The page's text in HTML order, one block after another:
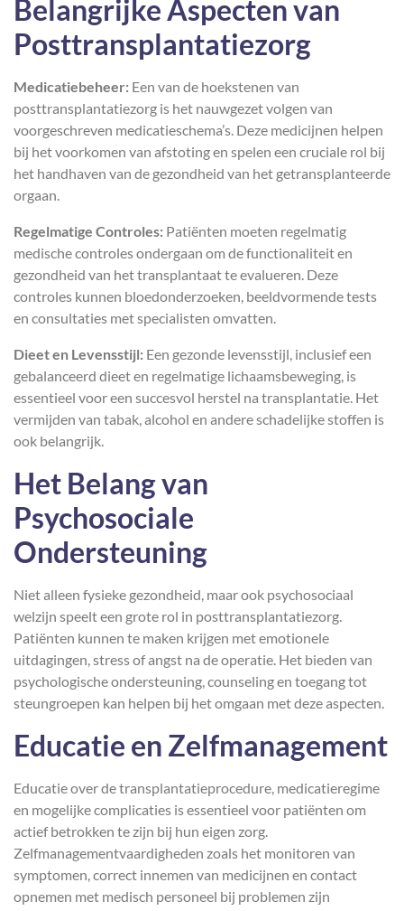
Belangrijke Aspecten van
Posttransplantatiezorg
Medicatiebeheer: Een van de hoekstenen van
posttransplantatiezorg is het nauwgezet volgen van
voorgeschreven medicatieschema’s. Deze medicijnen helpen
bij het voorkomen van afstoting en spelen een cruciale rol bij
het handhaven van de gezondheid van het getransplanteerde
orgaan.
Regelmatige Controles: Patiënten moeten regelmatig
medische controles ondergaan om de functionaliteit en
gezondheid van het transplantaat te evalueren. Deze
controles kunnen bloedonderzoeken, beeldvormende tests
en consultaties met specialisten omvatten.
Dieet en Levensstijl: Een gezonde levensstijl, inclusief een
gebalanceerd dieet en regelmatige lichaamsbeweging, is
essentieel voor een succesvol herstel na transplantatie. Het
vermijden van tabak, alcohol en andere schadelijke stoffen is
ook belangrijk.
Het Belang van
Psychosociale
Ondersteuning
Niet alleen fysieke gezondheid, maar ook psychosociaal
welzijn speelt een grote rol in posttransplantatiezorg.
Patiënten kunnen te maken krijgen met emotionele
uitdagingen, stress of angst na de operatie. Het bieden van
psychologische ondersteuning, counseling en toegang tot
steungroepen kan helpen bij het omgaan met deze aspecten.
Educatie en Zelfmanagement
Educatie over de transplantatieprocedure, medicatieregime
en mogelijke complicaties is essentieel voor patiënten om
actief betrokken te zijn bij hun eigen zorg.
Zelfmanagementvaardigheden zoals het monitoren van
symptomen, correct innemen van medicijnen en contact
opnemen met medisch personeel bij problemen zijn